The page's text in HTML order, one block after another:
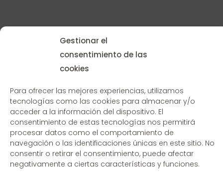
Gestionar el
consentimiento de las
cookies
Para ofrecer las mejores experiencias, utilizamos
tecnologías como las cookies para almacenar y/o
acceder a la información del dispositivo. El
consentimiento de estas tecnologías nos permitirá
procesar datos como el comportamiento de
navegación o las identificaciones únicas en este sitio. No
consentir o retirar el consentimiento, puede afectar
negativamente a ciertas características y funciones.